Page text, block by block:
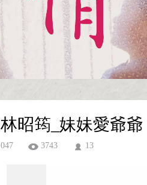
林昭筠_妹妹愛爺爺
047 3743 13